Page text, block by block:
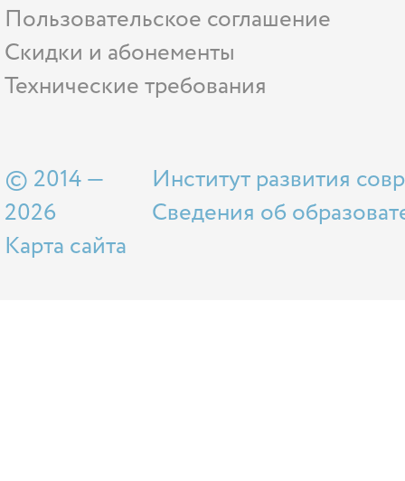
Пользовательское соглашение
Скидки и абонементы
Технические требования
© 2014 —
2026
Карта сайта
Институт развития
Сведения об